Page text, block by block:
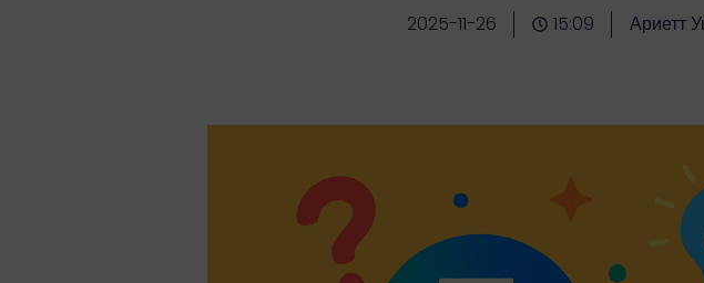
2025-11-26 15:09 Ариетт